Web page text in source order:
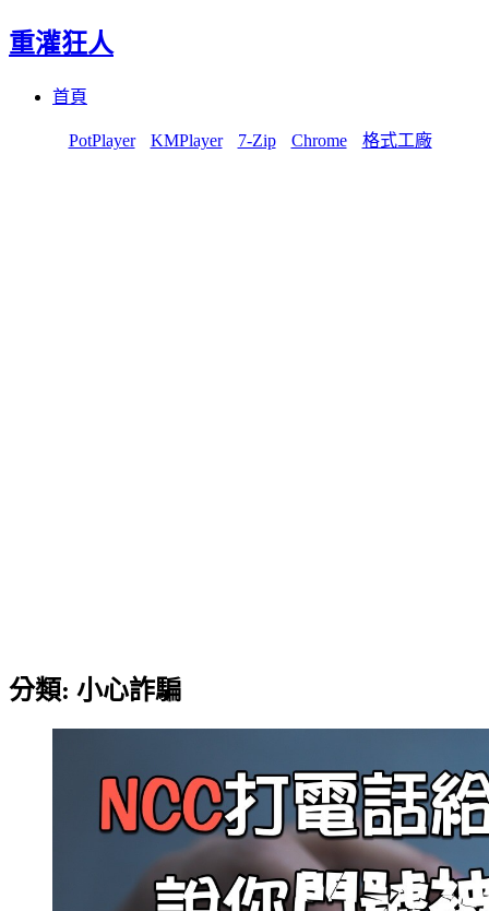
重灌狂人
首頁
PotPlayer KMPlayer 7-Zip Chrome 格式工廠
分類: 小心詐騙